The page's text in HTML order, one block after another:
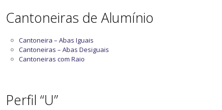
Cantoneiras de Alumínio
Cantoneira – Abas Iguais
Cantoneiras – Abas Desiguais
Cantoneiras com Raio
Perfil “U”